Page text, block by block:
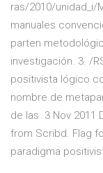
ras/2010/unidad_i/
manuales
parten
investigación. 3. /
positivista lógico
nombre de
de las 3 Nov 2011
from Scribd. Flag
paradigma